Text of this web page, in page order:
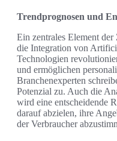
Trendprognosen und
Ein zentrales Element der
die Integration von
Technologien
und ermöglichen
Branchenexperten
Potenzial zu. Auch die
wird eine entscheidende
darauf abzielen, ihre
der Verbraucher